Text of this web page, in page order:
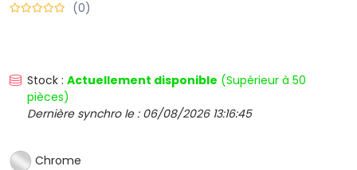
(0)
Stock : Actuellement disponible (Supérieur à 50
pièces)
Dernière synchro le : 06/08/2026 13:16:45
Chrome